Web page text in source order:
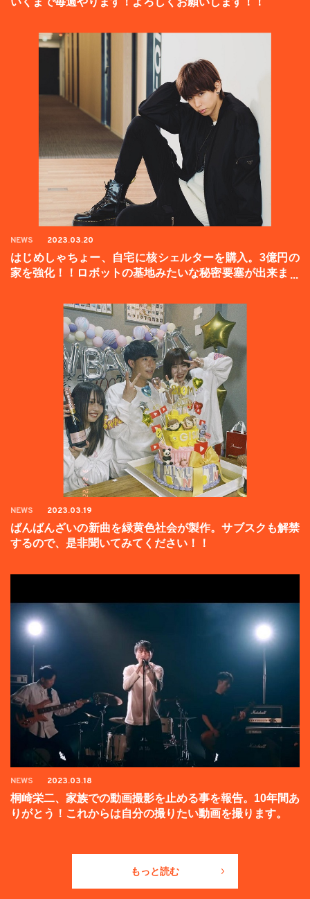
NEWS 2023.03.20
はじめしゃちょー、自宅に核シェルターを購入。3億円の
家を強化！！ロボットの基地みたいな秘密要塞が出来まし
NEWS 2023.03.19
ばんばんざいの新曲を緑黄色社会が製作。サブスクも解禁
するので、是非聞いてみてください！！
NEWS 2023.03.18
桐崎栄二、家族での動画撮影を止める事を報告。10年間あ
りがとう！これからは自分の撮りたい動画を撮ります。
もっと読む